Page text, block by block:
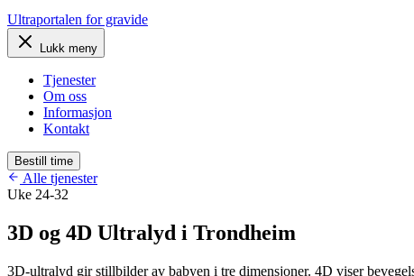
Ultraportalen for gravide
Lukk meny
Tjenester
Om oss
Informasjon
Kontakt
Bestill time
Alle tjenester
Uke 24-32
3D og 4D Ultralyd i Trondheim
3D-ultralyd gir stillbilder av babyen i tre dimensjoner. 4D viser